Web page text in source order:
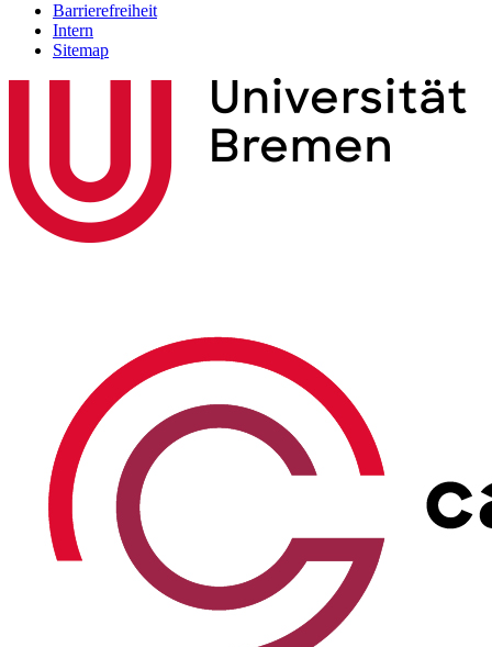
Barrierefreiheit
Intern
Sitemap